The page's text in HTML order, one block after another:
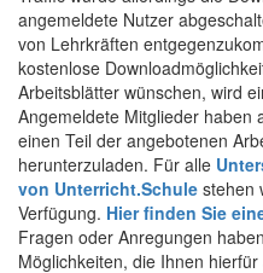
angemeldete Nutzer
von Lehrkräften
kostenlose
Arbeitsblätter wünschen, wird
Angemeldete Mitglieder haben
einen Teil der angebotenen
herunterzuladen. Für alle
von Unterricht.Schule stehen
Verfügung. Hier finden Sie
Fragen oder Anregungen
Möglichkeiten, die Ihnen